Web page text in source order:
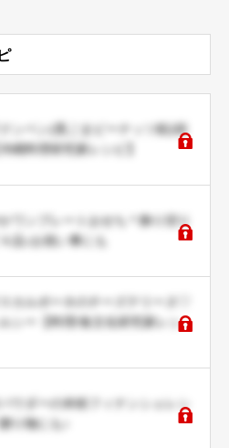
クンペン(黒ごまピーナッツ餡)胡
縄料理研究家レシピ】
ワンプレートおせち＊飾り切り
品♪お祝い事にも
カルポーネのチーズテリーヌ♡
シー【料理/食文化研究家レシ
パウダーの米粉フィナンシェレシ
り物にも♪